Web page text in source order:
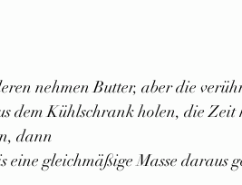
nehmen Butter, aber die
dem Kühlschrank holen, die Zeit
dann
eine gleichmäßige Masse daraus